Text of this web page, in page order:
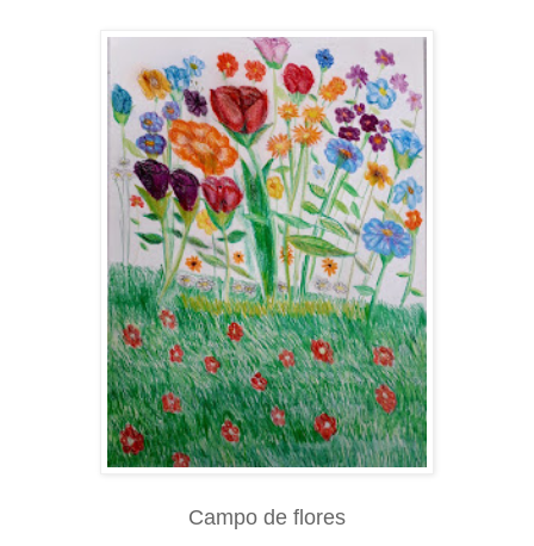
Campo de flores